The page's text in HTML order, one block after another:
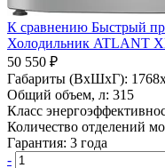
К сравнению Быстрый
Холодильник ATLANT
50 550 ₽
Габариты (ВхШхГ):
Общий объем, л: 315
Класс
Количество отделений
Гарантия: 3 года
-